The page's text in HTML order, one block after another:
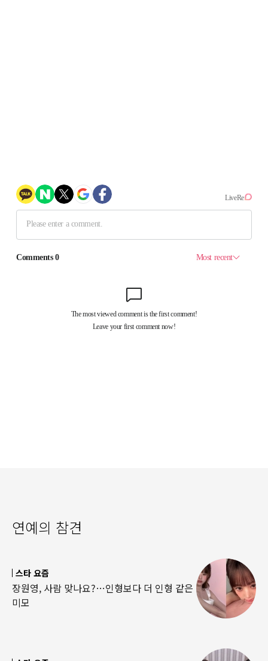
연예의 참견
스타 요즘
장원영, 사람 맞나요?…인형보다 더 인형 같은
미모